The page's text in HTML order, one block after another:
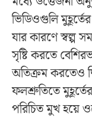
ভিডিওগুলি
যার কারণে স্বল্প
সৃষ্টি করতে
অতিক্রম করতেও
ফলশ্রুতিতে
পরিচিত মুখ হয়ে